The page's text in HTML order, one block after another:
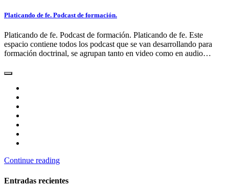
Platicando de fe. Podcast de formación.
Platicando de fe. Podcast de formación. Platicando de fe. Este
espacio contiene todos los podcast que se van desarrollando para
formación doctrinal, se agrupan tanto en video como en audio…
Continue reading
Entradas recientes